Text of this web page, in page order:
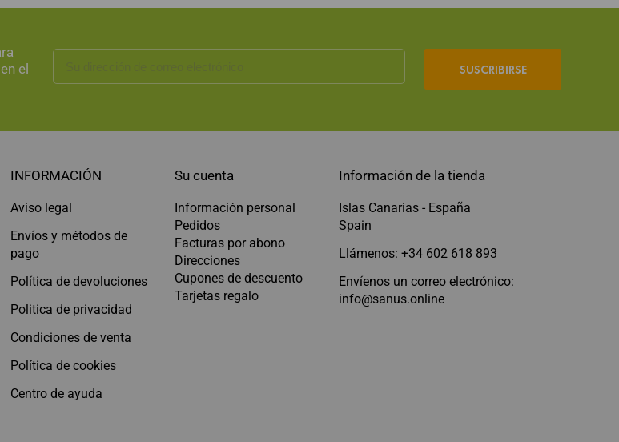
el
SUSCRIBIRSE
INFORMACIÓN
Aviso legal
Envíos y métodos de
pago
Política de devoluciones
Politica de privacidad
Condiciones de venta
Política de cookies
Centro de ayuda
Su cuenta
Información personal
Pedidos
Facturas por abono
Direcciones
Cupones de descuento
Tarjetas regalo
Información de la tienda
Islas Canarias - España
Spain
Llámenos: +34 602 618 893
Envíenos un correo electrónico:
info@sanus.online